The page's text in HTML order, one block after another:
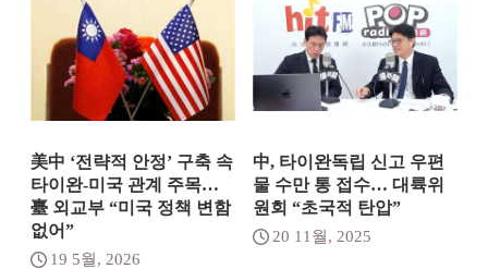
美中 ‘전략적 안정’ 구축 속
타이완-미국 관계 주목…
臺 외교부 “미국 정책 변함
없어”
19 5월, 2026
中, 타이완독립 신고 우편
물 수만 통 접수… 대륙위
원회 “초국적 탄압”
20 11월, 2025